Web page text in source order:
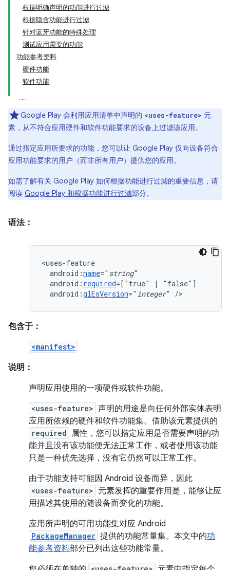
根据明确声明的功能进行过滤
根据隐含功能进行过滤
针对蓝牙功能的特殊处理
测试应用需要的功能
功能参考资料
硬件功能
软件功能
Google Play 会利用应用清单中声明的 <uses-feature> 元
素，从不符合应用硬件和软件功能要求的设备上过滤该应用。
通过指定应用所要求的功能，您可以让 Google Play 仅向设备符合
应用功能要求的用户（而非所有用户）提供您的应用。
如需了解有关 Google Play 如何根据功能进行过滤的重要信息，请
阅读 Google Play 和根据功能进行过滤部分。
语法：
android:name=" string
android: required=["true" |
android:glEsVersion=" integer" />
包含于：
<manifest>
说明：
声明应用使用的一项硬件或软件功能。
<uses-feature> 声明的用途是向任何外部实体表明
应用所依赖的硬件和软件功能集。借助该元素提供的
required 属性，您可以指定应用是否需要声明的功
能并且没有该功能便无法正常工作，或者使用该功能
只是一种优先选择，没有它仍然可以正常工作。
由于功能支持可能因 Android 设备而异，因此
<uses-feature> 元素发挥的重要作用是，能够让应
用描述其使用的随设备而变化的功能。
应用所声明的可用功能集对应 Android
PackageManager 提供的功能常量集。本文中的功
能参考资料部分已列出这些功能常量。